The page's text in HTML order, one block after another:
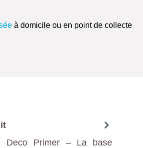
à domicile ou en point de collecte
Deco Primer – La base